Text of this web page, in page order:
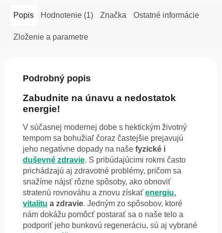
Popis Hodnotenie (1) Značka Ostatné informácie
Zloženie a parametre
Podrobný popis
Zabudnite na únavu a nedostatok
energie!
V súčasnej modernej dobe s hektickým životný
tempom sa bohužiaľ čoraz častejšie prejavujú
jeho negatívne dopady na naše fyzické i
duševné zdravie. S pribúdajúcimi rokmi často
prichádzajú aj zdravotné problémy, pričom sa
snažíme nájsť rôzne spôsoby, ako obnoviť
stratenú rovnováhu a znovu získať energiu,
vitalitu a zdravie. Jedným zo spôsobov, ktoré
nám dokážu pomôcť postarať sa o naše telo a
podporiť jeho bunkovú regeneráciu, sú aj vybrané